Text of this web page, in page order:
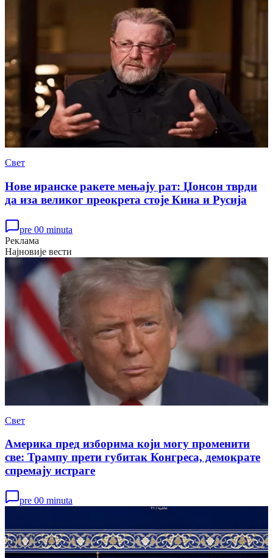
Свет
Нове иранске ракете мењају рат: Џонсон тврди
да иза великог преокрета стоје Кина и Русија
pre 00 minuta
Реклама
Најновије вести
Свет
Америка пред изборима који могу променити
све: Трампу прети губитак Конгреса, демократе
спремају истраге
pre 00 minuta